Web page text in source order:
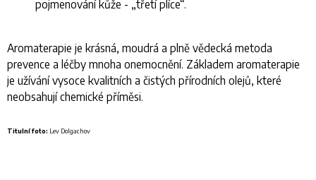
pojmenování kůže - „třetí plíce“.
Aromaterapie je krásná, moudrá a plně vědecká metoda
prevence a léčby mnoha onemocnění. Základem aromaterapie
je užívání vysoce kvalitních a čistých přírodních olejů, které
neobsahují chemické příměsi.
Titulní foto: Lev Dolgachov